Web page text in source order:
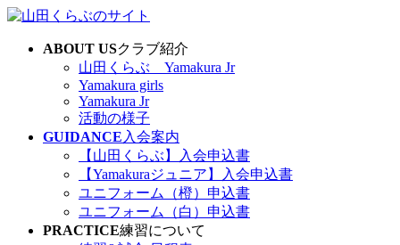
コ
ナ
ABOUT USクラブ紹介
山田くらぶ Yamakura Jr
Yamakura girls
Yamakura Jr
活動の様子
GUIDANCE 入会案内
【山田くらぶ】入会申込書
【Yamakuraジュニア】入会申込書
ユニフォーム（橙）申込書
ユニフォーム（白）申込書
PRACTICE練習について